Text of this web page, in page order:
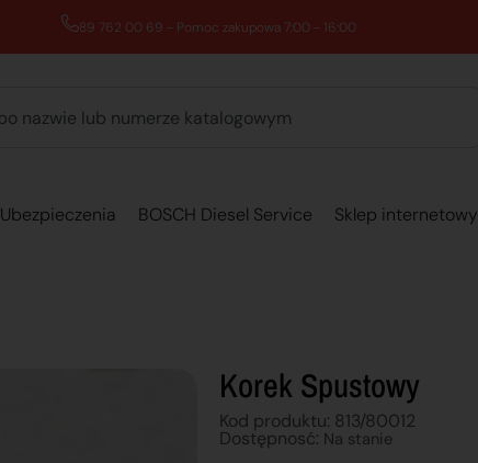
89 762 00 69 - Pomoc zakupowa 7:00 - 16:00
Ubezpieczenia BOSCH Diesel Service Sklep internetowy
Korek Spustowy
Kod produktu: 813/80012
Dostępnosć: Na stanie